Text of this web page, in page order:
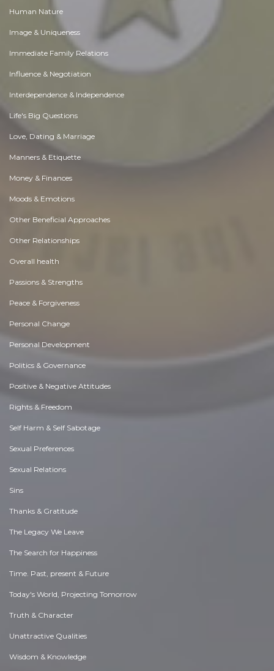
Human Nature
Image & Uniqueness
Immediate Family Relations
Influence & Negotiation
Interdependence & Independence
Life's Big Questions
Love, Dating & Marriage
Manners & Etiquette
Money & Finances
Moods & Emotions
Other Beneficial Approaches
Other Relationships
Overall health
Passions & Strengths
Peace & Forgiveness
Personal Change
Personal Development
Politics & Governance
Positive & Negative Attitudes
Rights & Freedom
Self Harm & Self Sabotage
Sexual Preferences
Sexual Relations
Sins
Thanks & Gratitude
The Legacy We Leave
The Search for Happiness
Time. Past, present & Future
Today's World, Projecting Tomorrow
Truth & Character
Unattractive Qualities
Wisdom & Knowledge